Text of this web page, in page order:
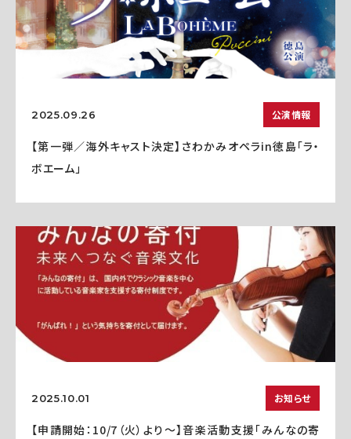
2025.09.26 公演情報
【第一弾／海外キャスト決定】さわかみオペラin徳島「ラ・
ボエーム」
2025.10.01 お知らせ
【申請開始：10/7（火）より～】音楽活動支援「みんなの寄